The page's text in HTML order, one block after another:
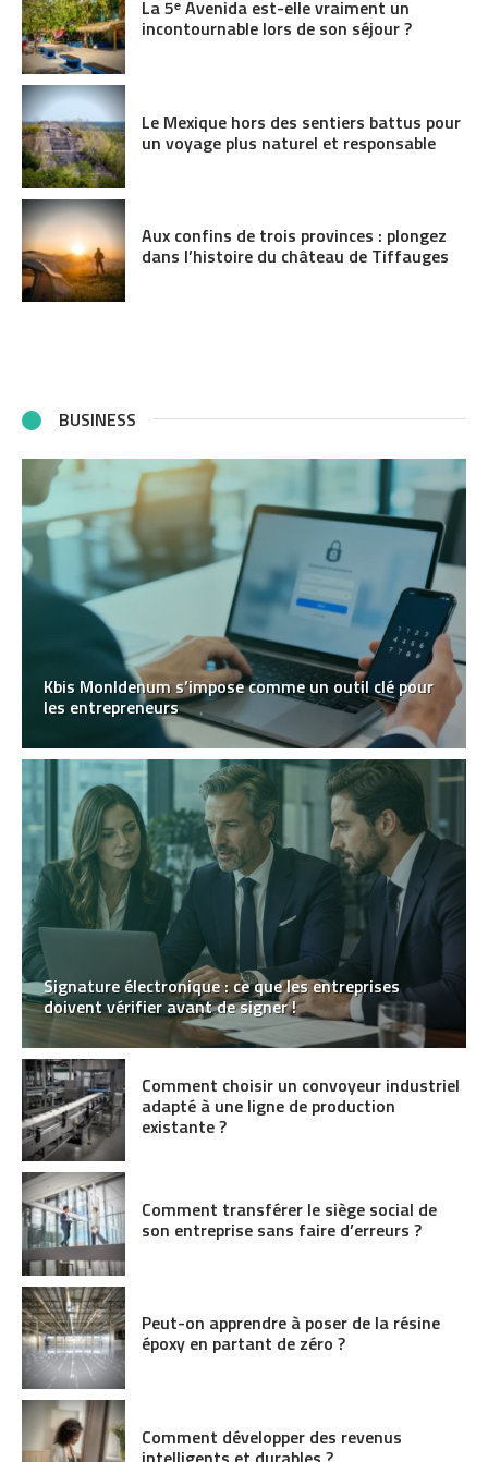
La 5ᵉ Avenida est-elle vraiment un
incontournable lors de son séjour ?
Le Mexique hors des sentiers battus pour
un voyage plus naturel et responsable
Aux confins de trois provinces : plongez
dans l’histoire du château de Tiffauges
BUSINESS
Kbis MonIdenum s’impose comme un outil clé pour
les entrepreneurs
Signature électronique : ce que les entreprises
doivent vérifier avant de signer !
Comment choisir un convoyeur industriel
adapté à une ligne de production
existante ?
Comment transférer le siège social de
son entreprise sans faire d’erreurs ?
Peut-on apprendre à poser de la résine
époxy en partant de zéro ?
Comment développer des revenus